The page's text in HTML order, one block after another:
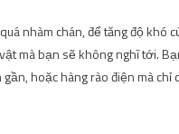
nhàm chán, để tăng độ khó
mà bạn sẽ không nghĩ tới.
hoặc hàng rào điện mà chỉ